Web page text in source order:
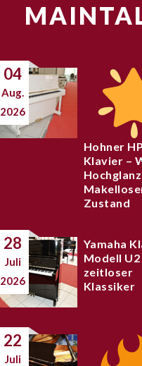
04
Aug.
2026
Hohner
Klavier –
Hochglanz
Zustand
28
Juli
2026
Yamaha
Modell U2
zeitloser
Klassiker
22
Juli